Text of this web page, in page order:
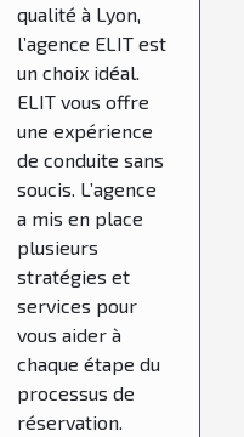
qualité à Lyon,
l’agence ELIT est
un choix idéal.
ELIT vous offre
une expérience
de conduite sans
soucis. L’agence
a mis en place
plusieurs
stratégies et
services pour
vous aider à
chaque étape du
processus de
réservation.